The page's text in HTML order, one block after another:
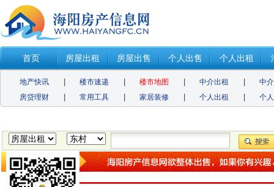
首页 房屋出租 房屋出售 个人出售 个人出租
地产快讯 楼市速递 楼市地图 中介出租
中
房贷理财
常用工具 家居装修 个人出租 个